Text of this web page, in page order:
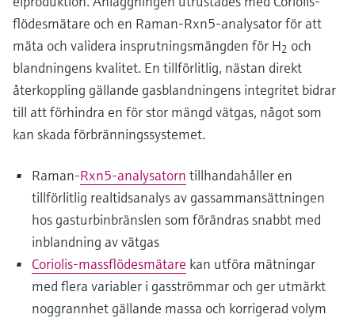
flödesmätare och en Raman-Rxn5-analysator för att
mäta och validera insprutningsmängden för H2 och
blandningens kvalitet. En tillförlitlig, nästan direkt
återkoppling gällande gasblandningens integritet bidrar
till att förhindra en för stor mängd vätgas, något som
kan skada förbränningssystemet.
Raman-Rxn5-analysatorn tillhandahåller en
tillförlitlig realtidsanalys av gassammansättningen
hos gasturbinbränslen som förändras snabbt med
inblandning av vätgas
Coriolis-massflödesmätare kan utföra mätningar
med flera variabler i gasströmmar och ger utmärkt
noggrannhet gällande massa och korrigerad volym